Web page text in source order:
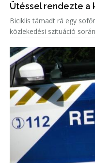
Ütéssel rendezte a
Biciklis támadt rá egy
közlekedési szituáció